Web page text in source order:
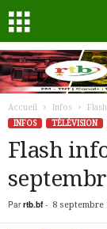
Accueil Infos
INFOS
TÉLÉVISION
Flash
Par rtb.bf- 8 septembre